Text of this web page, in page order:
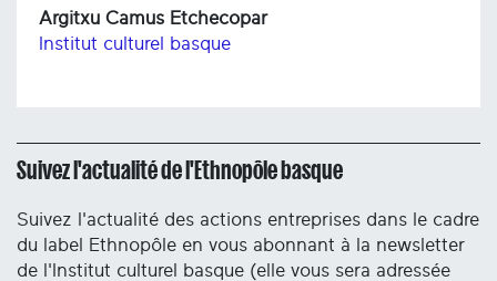
Argitxu Camus Etchecopar
Institut culturel basque
Suivez l'actualité de l'Ethnopôle basque
Suivez l'actualité des actions entreprises dans le cadre
du label Ethnopôle en vous abonnant à la newsletter
de l'Institut culturel basque (elle vous sera adressée